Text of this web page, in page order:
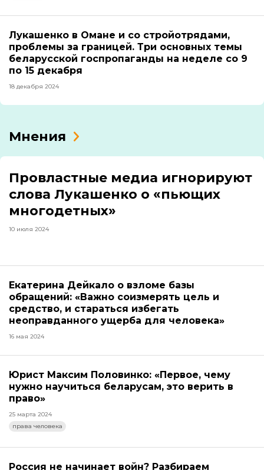
Лукашенко в Омане и со стройотрядами,
проблемы за границей. Три основных темы
беларусской госпропаганды на неделе со 9
по 15 декабря
18 декабря 2024
Мнения
Провластные медиа игнорируют
слова Лукашенко о «пьющих
многодетных»
10 июля 2024
Екатерина Дейкало о взломе базы
обращений: «Важно соизмерять цель и
средство, и стараться избегать
неоправданного ущерба для человека»
16 мая 2024
Юрист Максим Половинко: «Первое, чему
нужно научиться беларусам, это верить в
право»
25 марта 2024
права человека
Россия не начинает войн? Разбираем